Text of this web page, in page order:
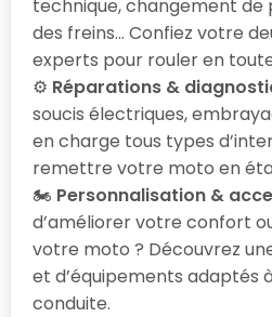
technique, changement de
des freins… Confiez votre
experts pour rouler en
⚙️ Réparations &
soucis électriques,
en charge tous types
remettre votre moto en
🏍️ Personnalisation &
d’améliorer votre confort
votre moto ? Découvrez
et d’équipements adaptés
conduite.